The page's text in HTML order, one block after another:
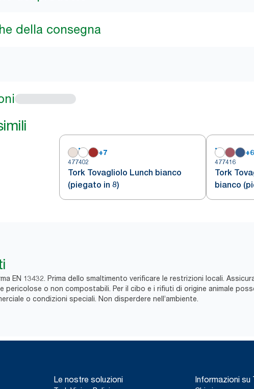
della consegna
+7
477402
Tork Tovagliolo Lunch bianco
(piegato in 8)
+6
477416
Tork
bianco
EN 13432. Prima dello smaltimento verificare le restrizioni locali.
pericolose o non compostabili. Per il cibo e i rifiuti di origine animale
o condizioni speciali. Non disperdere nell’ambiente.
Le nostre soluzioni Informazioni su